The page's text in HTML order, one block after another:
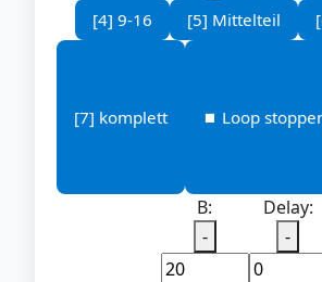
[4] 9-16
[5] Mittelteil
[7] komplett ⏹️ Loop
B:
-
Delay:
-